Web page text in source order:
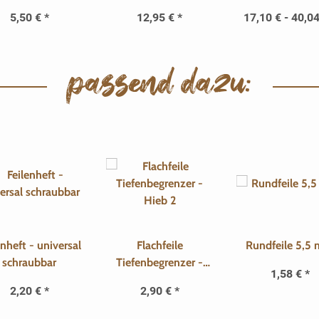
5,50 € * 12,95 € *
17,10 € -
passend dazu:
- universal
schraubbar
2,20 € *
Flachfeile
Tiefenbegrenzer -
2,90 € *
Rundfeile 5,5
1,58 € *